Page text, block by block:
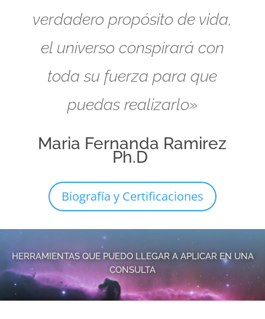
verdadero propósito de vida,
el universo conspirará con
toda su fuerza para que
puedas realizarlo»
Maria Fernanda Ramirez
Ph.D
Biografía y Certificaciones
HERRAMIENTAS QUE PUEDO LLEGAR A APLICAR EN UNA
CONSULTA